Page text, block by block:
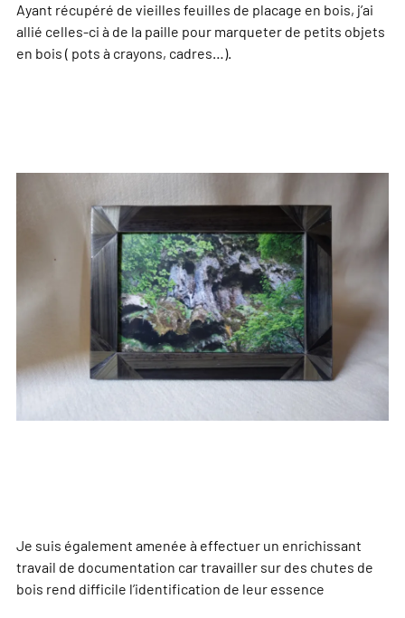
Ayant récupéré de vieilles feuilles de placage en bois, j’ai
allié celles-ci à de la paille pour marqueter de petits objets
en bois ( pots à crayons, cadres…).
Je suis également amenée à effectuer un enrichissant
travail de documentation car travailler sur des chutes de
bois rend difficile l’identification de leur essence